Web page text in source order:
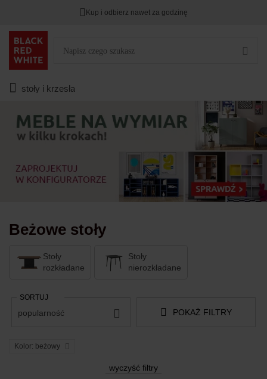
HITY DNIA przy zapisie na Newsletter.
Kup i odbierz nawet za godzinę
stoły i krzesła
Beżowe stoły
Stoły
rozkładane
Stoły
nierozkładane
POKAŻ FILTRY
Kolor: beżowy
wyczyść filtry
SORTUJ
popularność